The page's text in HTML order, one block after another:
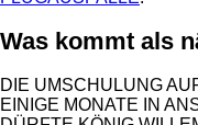
Was kommt als
DIE UMSCHULUNG
EINIGE MONATE IN